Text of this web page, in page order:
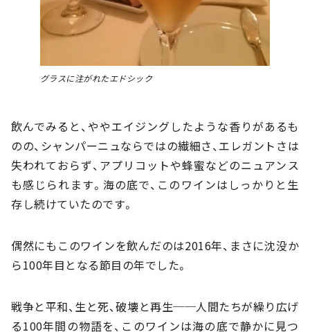
グラスに注がれたエドシック
飲んでみると、ややエイジングしたような香りがあるも
のの、シャンパーニュならではの繊細さ、エレガントさは
失われておらず、アプリコットや蜂蜜などのニュアンス
も感じられます。海の底で、このワインはしっかりと生
存し続けていたのです。
偶然にもこのワインを飲んだのは2016年、まさに沈没か
ら100年目となる節目の年でした。
戦争と平和、生と死、破壊と再生──人間たちが繰り広げ
る100年間の物語を、このワインは海の底で静かに見つ